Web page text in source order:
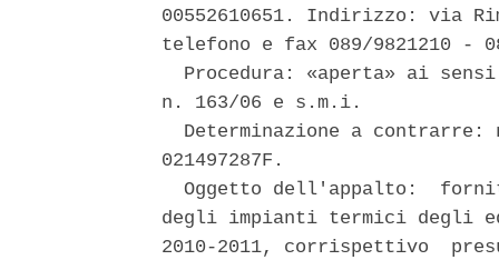
00552610651. Indirizzo: via
telefono e fax 089/9821210 -
Procedura: «aperta» ai
n. 163/06 e s.m.i.
Determinazione a contrarre:
021497287F.
Oggetto dell'appalto:
degli impianti termici degli
2010-2011, corrispettivo